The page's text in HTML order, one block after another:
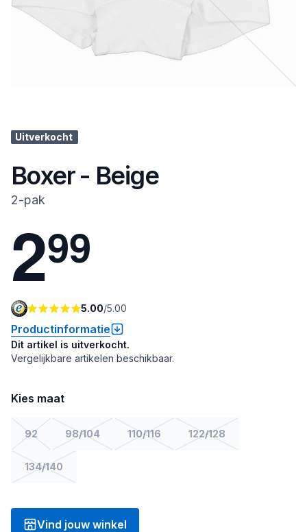
Uitverkocht
Boxer - Beige
2-pak
299
5.00/5.00
Productinformatie
Dit artikel is uitverkocht.
Vergelijkbare artikelen beschikbaar.
Kies maat
92 98/104 110/116 122/128
134/140
Vind jouw winkel